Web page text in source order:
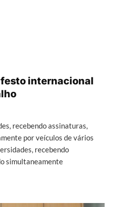
internacional
recebendo assinaturas,
por veículos de vários
recebendo
simultaneamente